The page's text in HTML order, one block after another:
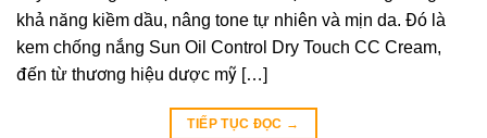
khả năng kiềm dầu, nâng tone tự nhiên và mịn da. Đó là
kem chống nắng Sun Oil Control Dry Touch CC Cream,
đến từ thương hiệu dược mỹ […]
TIẾP TỤC ĐỌC →